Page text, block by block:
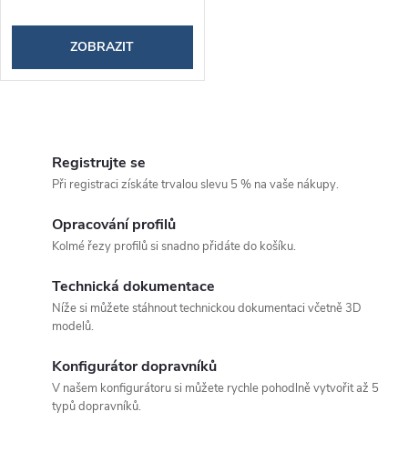
ZOBRAZIT
Registrujte se
Při registraci získáte trvalou slevu 5 % na vaše nákupy.
Opracování profilů
Kolmé řezy profilů si snadno přidáte do košíku.
Technická dokumentace
Níže si můžete stáhnout technickou dokumentaci včetně 3D
modelů.
Konfigurátor dopravníků
V našem konfigurátoru si můžete rychle pohodlně vytvořit až 5
typů dopravníků.